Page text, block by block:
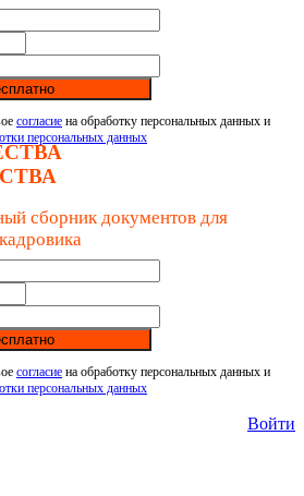
согласие на обработку персональных данных и
персональных данных
сборник документов для
согласие на обработку персональных данных и
персональных данных
Войти